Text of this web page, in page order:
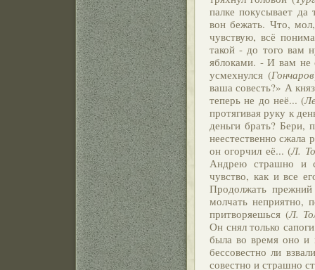
палке покусывает да
вон бежать. Что,
чувствую, всё
такой - до того вам
яблоками. - И вам не
усмехнулся (Гончаров
ваша совесть?» А
теперь не до неё... (
протягивая руку к
деньги брать? Бери,
неестественно сжала
он огорчил её... (Л.
Андрею страшно и
чувство, как и все
Продолжать
молчать неприятно,
притворяешься (Л.
Он снял только
была во время оно и
бессовестно ли
совестно и страшно